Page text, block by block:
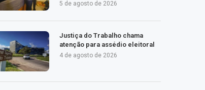
5 de agosto de 2026
Justiça do Trabalho chama
atenção para assédio eleitoral
4 de agosto de 2026